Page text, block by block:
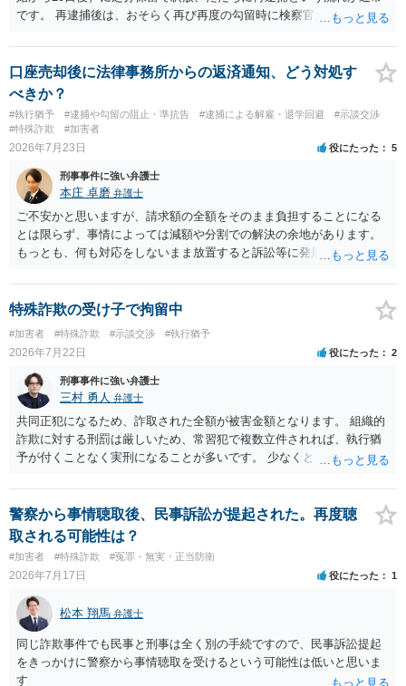
です。 再逮捕後は、おそらく再び再度の勾留時に検察官が接見禁止を
口座売却後に法律事務所からの返済通知、どう対処す
べきか？
#執行猶予 #逮捕や勾留の阻止・準抗告 #逮捕による解雇・退学回避
#示談交渉
#特殊詐欺
#加害者
2026年7月23日 役にたった 5
刑事事件に強い弁護士
本庄 卓磨 弁護士
ご不安かと思いますが、請求額の全額をそのまま負担することになる
とは限らず、事情によっては減額や分割での解決の余地があります。
もっとも、何も対応をしないまま放置すると訴訟等に発展してしまう
めします。
特殊詐欺の受け子で拘留中
#加害者 #特殊詐欺 #示談交渉 #執行猶予
2026年7月22日 役にたった 2
刑事事件に強い弁護士
三村 勇人 弁護士
共同正犯になるため、詐取された全額が被害金額となります。 組織的
詐欺に対する刑罰は厳しいため、常習犯で複数立件されれば、執行猶
予が付くことなく実刑になることが多いです。 少なくとも、執行猶予
す。 弁護士を介して共犯者数人で被害弁済を行うこともあります。 保
釈申請については、共犯なので、全て公判請求されるまで難しいです
が、個別具体的な事情により異なります。 弁護方針により、結果が変
わるため、刑事事件に精通している弁護人を選任されることをお勧め
いたします。
警察から事情聴取後、民事訴訟が提起された。再度聴
取される可能性は？
#加害者 #特殊詐欺 #冤罪・無実・正当防衛
2026年7月17日 役にたった 1
松本 翔馬 弁護士
同じ詐欺事件でも民事と刑事は全く別の手続ですので、民事訴訟提起
をきっかけに警察から事情聴取を受けるという可能性は低いと思いま
す